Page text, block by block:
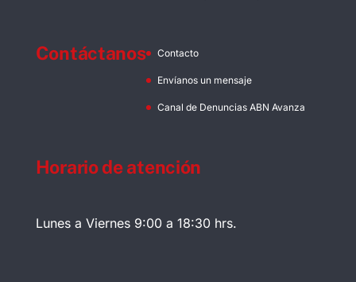
Contáctanos Contacto
Envíanos un mensaje
Canal de Denuncias ABN Avanza
Horario de atención
Lunes a Viernes 9:00 a 18:30 hrs.